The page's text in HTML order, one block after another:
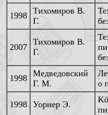
1998 Тихомиров В.
Г.
2007
Тихомиров В.
Г.
1998 Медведовский
Г. М.
о
1998 Уорнер Э.